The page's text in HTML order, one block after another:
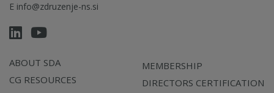
E info@zdruzenje-ns.si
ABOUT SDA
CG RESOURCES
MEMBERSHIP
DIRECTORS CERTIFICATION